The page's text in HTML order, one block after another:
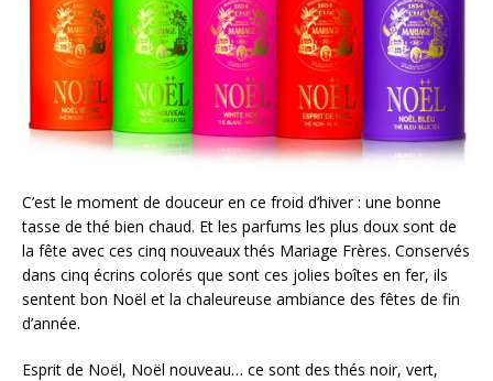
C’est le moment de douceur en ce froid d’hiver : une bonne
tasse de thé bien chaud. Et les parfums les plus doux sont de
la fête avec ces cinq nouveaux thés Mariage Frères. Conservés
dans cinq écrins colorés que sont ces jolies boîtes en fer, ils
sentent bon Noël et la chaleureuse ambiance des fêtes de fin
d’année.
Esprit de Noël, Noël nouveau… ce sont des thés noir, vert,